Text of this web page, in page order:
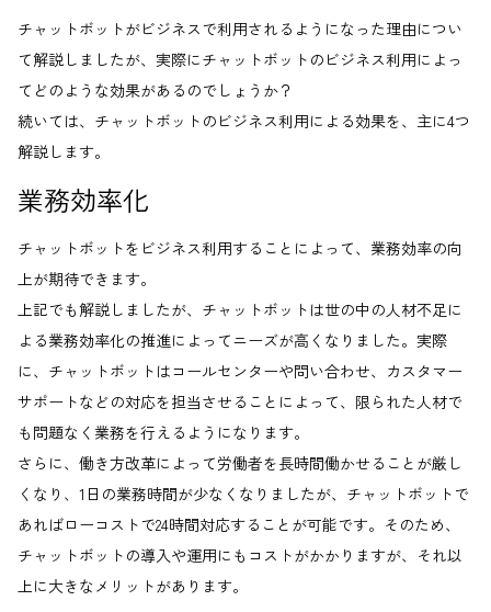
チャットボットがビジネスで利用されるようになった理由につい
て解説しましたが、実際にチャットボットのビジネス利用によっ
てどのような効果があるのでしょうか？
続いては、チャットボットのビジネス利用による効果を、主に4つ
解説します。
業務効率化
チャットボットをビジネス利用することによって、業務効率の向
上が期待できます。
上記でも解説しましたが、チャットボットは世の中の人材不足に
よる業務効率化の推進によってニーズが高くなりました。実際
に、チャットボットはコールセンターや問い合わせ、カスタマー
サポートなどの対応を担当させることによって、限られた人材で
も問題なく業務を行えるようになります。
さらに、働き方改革によって労働者を長時間働かせることが厳し
くなり、1日の業務時間が少なくなりましたが、チャットボットで
あればローコストで24時間対応することが可能です。そのため、
チャットボットの導入や運用にもコストがかかりますが、それ以
上に大きなメリットがあります。